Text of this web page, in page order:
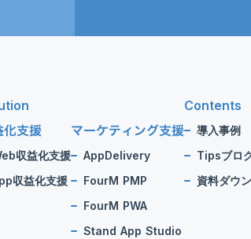
化支援
収益化支援
収益化支援
マーケティング支援
AppDelivery
FourM PMP
FourM PWA
Stand App Studio
Contents
導入事例
Tipsブロ
資料ダウ